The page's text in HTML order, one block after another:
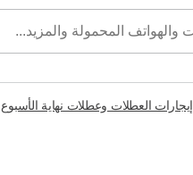
إيجارات العطلات وعطلات نهاية الأسبوع